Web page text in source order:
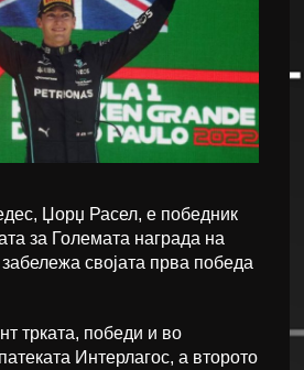
Џорџ Расел, е победник
за Големата награда на
својата прва победа
трката, победи и во
Интерлагос, а второто